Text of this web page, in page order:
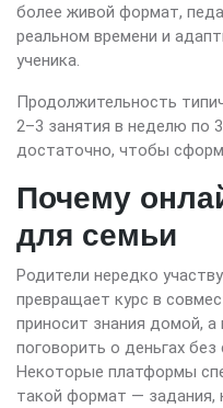
более живой формат,
реальном времени и
ученика.
Продолжительность
2–3 занятия в неделю по
достаточно, чтобы
Почему
для семьи
Родители нередко
превращает курс в
приносит знания домой,
поговорить о деньгах без
Некоторые платформы
такой формат — задания,